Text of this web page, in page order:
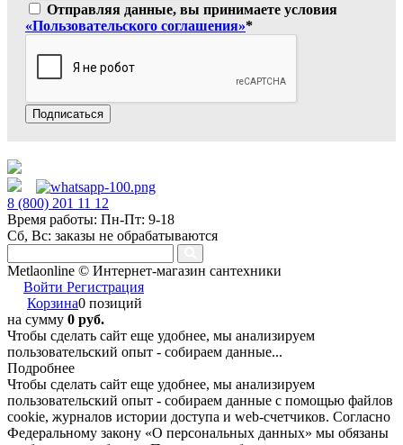
Отправляя данные, вы принимаете условия
«Пользовательского соглашения»*
Подписаться
8 (800) 201 11 12
Время работы: Пн-Пт: 9-18
Сб, Вс: заказы не обрабатываются
Metlaonline © Интернет-магазин сантехники
Войти Регистрация
Корзина0 позиций
на сумму 0 руб.
Чтобы сделать сайт еще удобнее, мы анализируем
пользовательский опыт - собираем данные...
Подробнее
Чтобы сделать сайт еще удобнее, мы анализируем
пользовательский опыт - собираем данные с помощью файлов
cookie, журналов истории доступа и web-счетчиков. Согласно
Федеральному закону «О персональных данных» мы обязаны